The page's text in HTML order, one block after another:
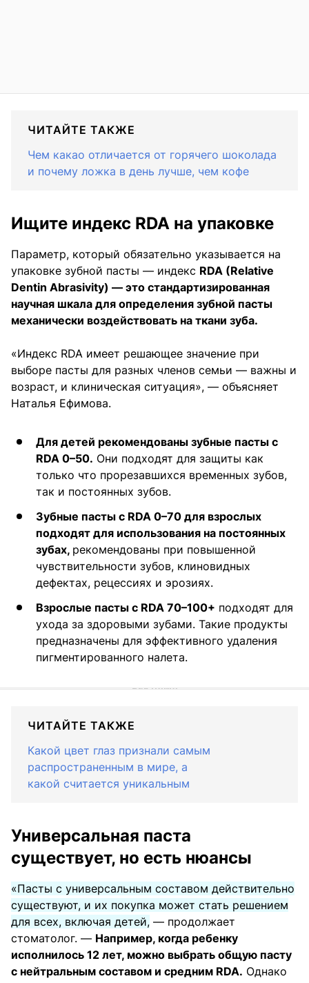
ЧИТАЙТЕ ТАКЖЕ
Чем какао отличается от горячего шоколада
и почему ложка в день лучше, чем кофе
Ищите индекс RDA на упаковке
Параметр, который обязательно указывается на
упаковке зубной пасты — индекс RDA (Relative
Dentin Abrasivity) — это стандартизированная
научная шкала для определения зубной пасты
механически воздействовать на ткани зуба.
«Индекс RDA имеет решающее значение при
выборе пасты для разных членов семьи — важны и
возраст, и клиническая ситуация», — объясняет
Наталья Ефимова.
Для детей рекомендованы зубные пасты с
RDA 0–50. Они подходят для защиты как
только что прорезавшихся временных зубов,
так и постоянных зубов.
Зубные пасты с RDA 0–70 для взрослых
подходят для использования на постоянных
зубах, рекомендованы при повышенной
чувствительности зубов, клиновидных
дефектах, рецессиях и эрозиях.
Взрослые пасты с RDA 70–100+ подходят для
ухода за здоровыми зубами. Такие продукты
предназначены для эффективного удаления
пигментированного налета.
ЧИТАЙТЕ ТАКЖЕ
Какой цвет глаз признали самым
распространенным в мире, а
какой считается уникальным
Универсальная паста
существует, но есть нюансы
«Пасты с универсальным составом действительно
существуют, и их покупка может стать решением
для всех, включая детей, — продолжает
стоматолог. — Например, когда ребенку
исполнилось 12 лет, можно выбрать общую пасту
с нейтральным составом и средним RDA. Однако